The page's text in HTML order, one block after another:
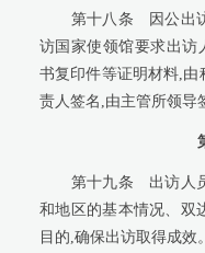
第十八条
因公出
访国家使领馆要求出访
书复印件等证明材料,由
责人签名,由主管所领导
第十九条
出访人
和地区的基本情况、双
目的,确保出访取得成效。